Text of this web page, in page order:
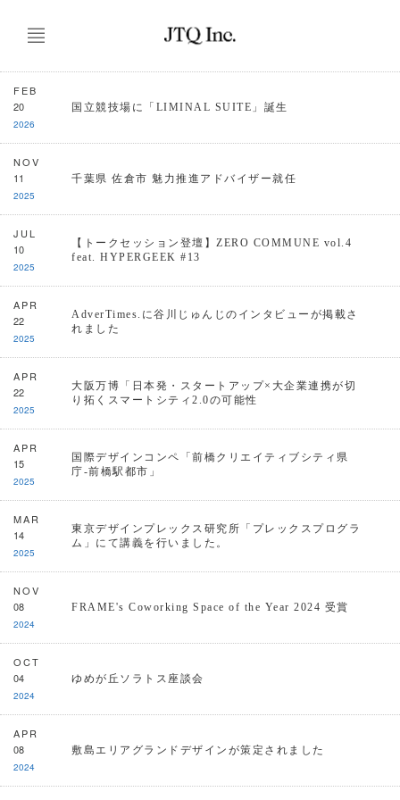
FEB
20
2026
国立競技場に「LIMINAL SUITE」誕生
NOV
11
2025
千葉県 佐倉市 魅力推進アドバイザー就任
JUL
10
2025
【トークセッション登壇】ZERO COMMUNE vol.4
feat. HYPERGEEK #13
APR
22
2025
AdverTimes.に谷川じゅんじのインタビューが掲載さ
れました
APR
22
2025
大阪万博「日本発・スタートアップ×大企業連携が切
り拓くスマートシティ2.0の可能性
APR
15
2025
国際デザインコンペ「前橋クリエイティブシティ県
庁-前橋駅都市」
MAR
14
2025
東京デザインプレックス研究所「プレックスプログラ
ム」にて講義を行いました。
NOV
08
2024
FRAME's Coworking Space of the Year 2024 受賞
OCT
04
2024
ゆめが丘ソラトス座談会
APR
08
2024
敷島エリアグランドデザインが策定されました